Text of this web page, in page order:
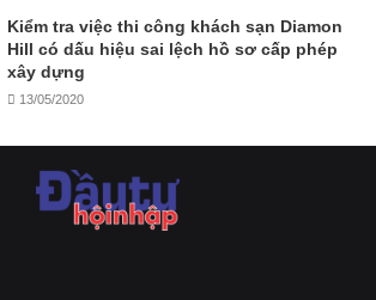
Kiểm tra việc thi công khách sạn Diamon
Hill có dấu hiệu sai lệch hồ sơ cấp phép
xây dựng
13/05/2020